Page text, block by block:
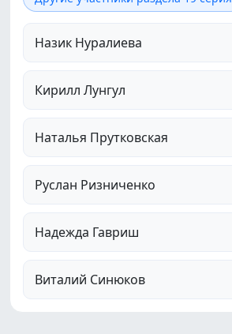
Назик Нуралиева
Кирилл Лунгул
Наталья Прутковская
Руслан Ризниченко
Надежда Гавриш
Виталий Синюков